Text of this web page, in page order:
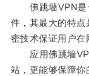
佛跳墙VPN是
件，其最大的特
密技术保证用户在
应用佛跳墙
站，更能够保障你